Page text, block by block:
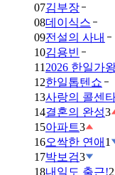
07김부장
08데이식스
09전설의 사내
10김용빈
11 2026 한일가
12한일톱텐쇼
13사랑의 콜센
14결혼의 완성3
15아파트3
16오싹한 연애 1
17박보검3
18내일도 출근!2